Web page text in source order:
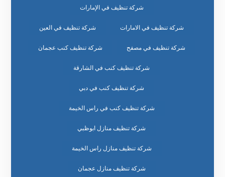
شركة تنظيف في الإمارات
شركة تنظيف في الامارات شركة تنظيف في العين
شركة تنظيف في مصفح شركة تنظيف كنب عجمان
شركة تنظيف كنب في الشارقة
شركة تنظيف كنب في دبي
شركة تنظيف كنب في راس الخيمة
شركة تنظيف منازل ابوظبي
شركة تنظيف منازل راس الخيمة
شركة تنظيف منازل عجمان